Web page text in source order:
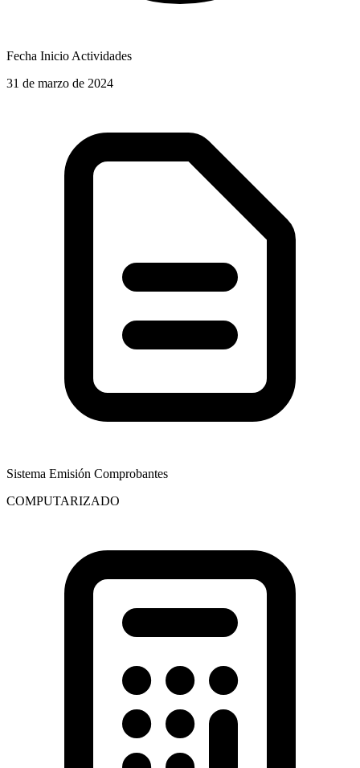
Fecha Inicio Actividades
31 de marzo de 2024
Sistema Emisión Comprobantes
COMPUTARIZADO